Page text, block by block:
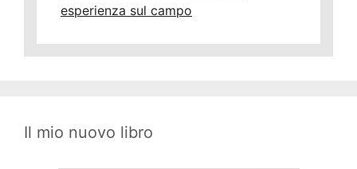
esperienza sul campo
Il mio nuovo libro